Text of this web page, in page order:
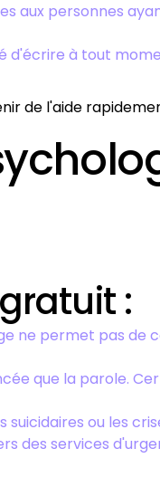
aux personnes
d'écrire à tout
de l'aide
:
ne permet pas de
que la parole.
ou les
des services